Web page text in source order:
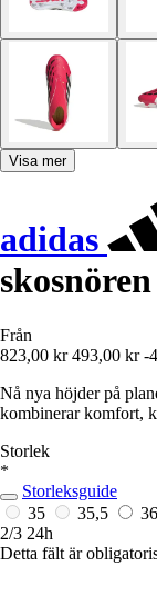
Visa mer
adidas
Från
823,00 kr 493,00 kr -
Nå nya höjder på
kombinerar komfort,
Storlek
*
Storleksguide
35
35,5 36
2/3 24h
Detta fält är